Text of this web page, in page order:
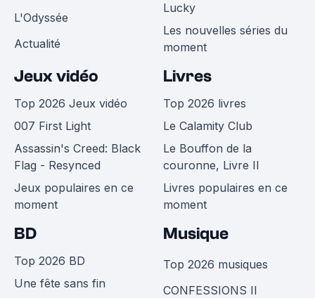
L'Odyssée
Actualité
Lucky
Les nouvelles séries du
moment
Jeux vidéo
Top 2026 Jeux vidéo
007 First Light
Assassin's Creed: Black
Flag - Resynced
Jeux populaires en ce
moment
Livres
Top 2026 livres
Le Calamity Club
Le Bouffon de la
couronne, Livre II
Livres populaires en ce
moment
BD
Top 2026 BD
Une fête sans fin
Musique
Top 2026 musiques
CONFESSIONS II